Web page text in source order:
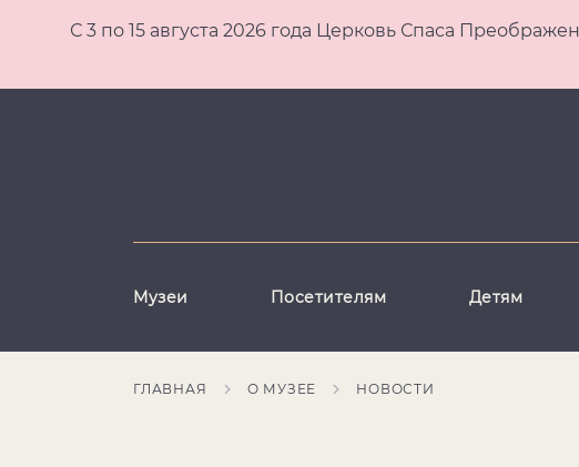
С 3 по 15 августа 2026 года Церковь Спаса
Музеи Посетителям Детям
ГЛАВНАЯ О МУЗЕЕ НОВОСТИ